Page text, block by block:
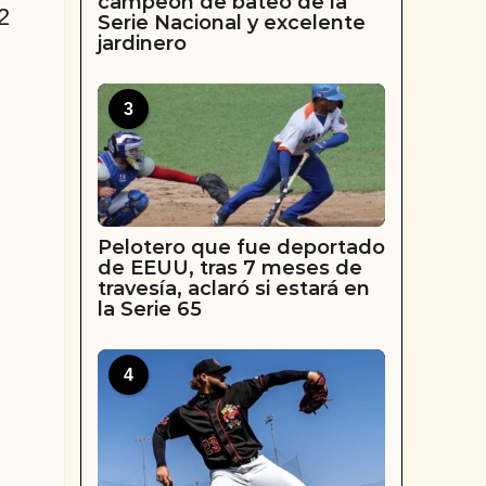
Serie Nacional y excelente
jardinero
3
Pelotero que fue deportado
de EEUU, tras 7 meses de
travesía, aclaró si estará en
la Serie 65
4